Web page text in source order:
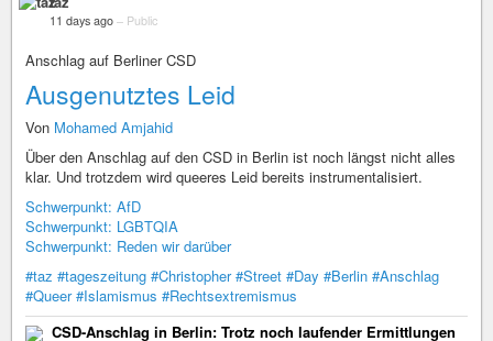
11 days ago – Public
Anschlag auf Berliner CSD
Ausgenutztes Leid
Von Mohamed Amjahid
Über den Anschlag auf den CSD in Berlin ist noch längst nicht alles
klar. Und trotzdem wird queeres Leid bereits instrumentalisiert.
Schwerpunkt: AfD
Schwerpunkt: LGBTQIA
Schwerpunkt: Reden wir darüber
#taz #tageszeitung #Christopher #Street #Day #Berlin #Anschlag
#Queer #Islamismus #Rechtsextremismus
CSD-Anschlag in Berlin: Trotz noch laufender Ermittlungen